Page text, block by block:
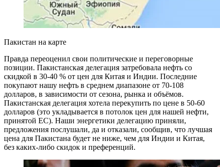
Пакистан на карте
Правда переоценил свои политические и переговорные
позиции. Пакистанская делегация затребовала нефть со
скидкой в 30-40 % от цен для Китая и Индии. Последние
покупают нашу нефть в среднем диапазоне от 70-108
долларов, в зависимости от сезона, рынка и объёмов.
Пакистанская делегация хотела перекупить по цене в 50-60
долларов (это укладывается в потолок цен для нашей нефти,
принятой ЕС). Наши энергетики делегацию приняли,
предложения послушали, да и отказали, сообщив, что лучшая
цена для Пакистана будет не ниже, чем для Индии и Китая,
без каких-либо скидок и преференций.